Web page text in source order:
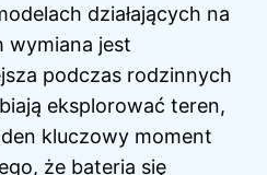
działających na
wymiana jest
podczas rodzinnych
eksplorować teren,
kluczowy moment
że bateria się